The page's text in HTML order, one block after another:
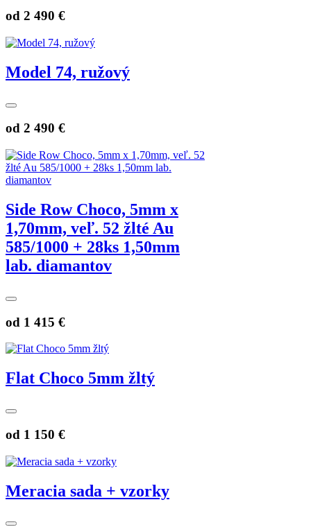
od 2 490 €
Model 74, ružový
od 2 490 €
Side Row Choco, 5mm x
1,70mm, veľ. 52 žlté Au
585/1000 + 28ks 1,50mm
lab. diamantov
od 1 415 €
Flat Choco 5mm žltý
od 1 150 €
Meracia sada + vzorky